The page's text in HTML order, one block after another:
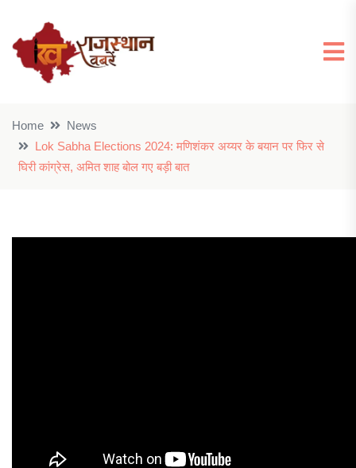
Home
News
Lok Sabha Elections 2024: मणिशंकर अय्यर के बयान पर फिर से
घिरी कांग्रेस, अमित शाह बोल गए बड़ी बात